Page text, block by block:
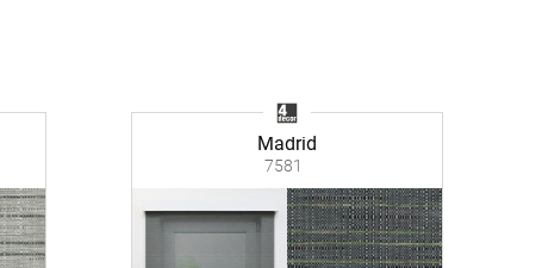
Twitter
Youtube
Madrid
7581